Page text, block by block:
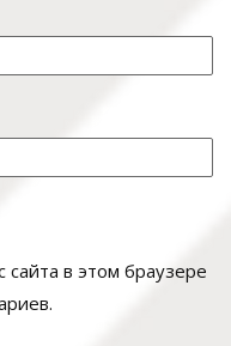
в этом браузере